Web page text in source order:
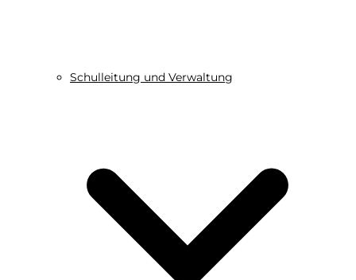
Schulleitung und Verwaltung